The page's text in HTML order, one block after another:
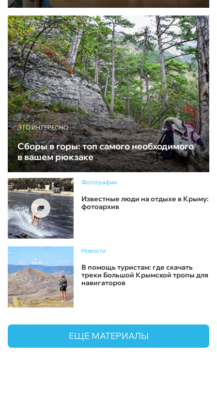
ЭТО ИНТЕРЕСНО
Сборы в горы: топ самого необходимого
в вашем рюкзаке
Фотографии
Известные люди на отдыхе в Крыму:
фотоархив
Новости
В помощь туристам: где скачать
треки Большой Крымской тропы для
навигаторов
ЕЩЕ МАТЕРИАЛЫ